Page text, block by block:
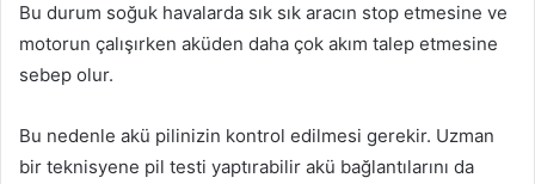
Bu durum soğuk havalarda sık sık aracın stop etmesine ve
motorun çalışırken aküden daha çok akım talep etmesine
sebep olur.
Bu nedenle akü pilinizin kontrol edilmesi gerekir. Uzman
bir teknisyene pil testi yaptırabilir akü bağlantılarını da